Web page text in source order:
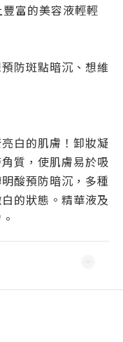
富的美容液輕輕
防斑點暗沉、想維
白的肌膚！卸妝凝
質，使肌膚易於吸
酸預防暗沉，多種
的狀態。精華液及